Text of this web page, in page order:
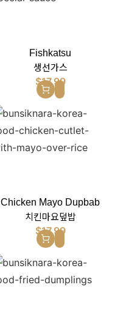
Fishkatsu
생선가스
$17.99
Chicken Mayo Dupbab
치킨마요덮밥
$17.99